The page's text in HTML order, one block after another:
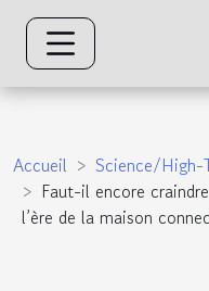
Accueil
Science/High-
Faut-il encore
l’ère de la maison